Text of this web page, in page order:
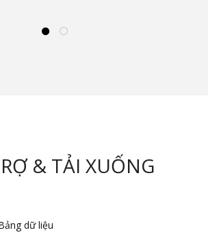
& TẢI XUỐNG
dữ liệu